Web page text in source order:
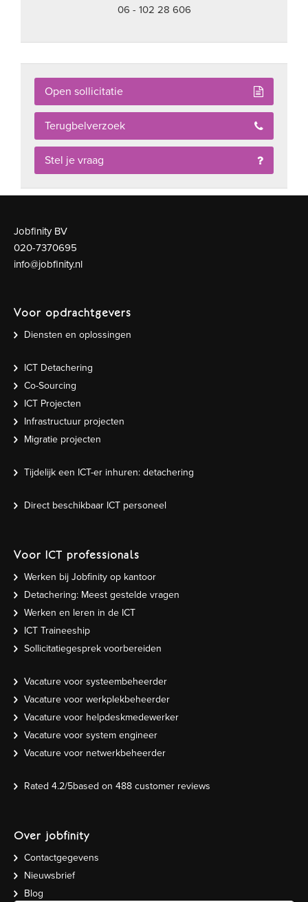
06 - 102 28 606
Open sollicitatie
Terugbelverzoek
Stel je vraag
Jobfinity BV
020-7370695
info@jobfinity.nl
Voor opdrachtgevers
Diensten en oplossingen
ICT Detachering
Co-Sourcing
ICT Projecten
Infrastructuur projecten
Migratie projecten
Tijdelijk een ICT-er inhuren: detachering
Direct beschikbaar ICT personeel
Voor ICT professionals
Werken bij Jobfinity op kantoor
Detachering: Meest gestelde vragen
Werken en leren in de ICT
ICT Traineeship
Sollicitatiegesprek voorbereiden
Vacature voor systeembeheerder
Vacature voor werkplekbeheerder
Vacature voor helpdeskmedewerker
Vacature voor system engineer
Vacature voor netwerkbeheerder
Rated 4.2/5based on 488 customer reviews
Over jobfinity
Contactgegevens
Nieuwsbrief
Blog